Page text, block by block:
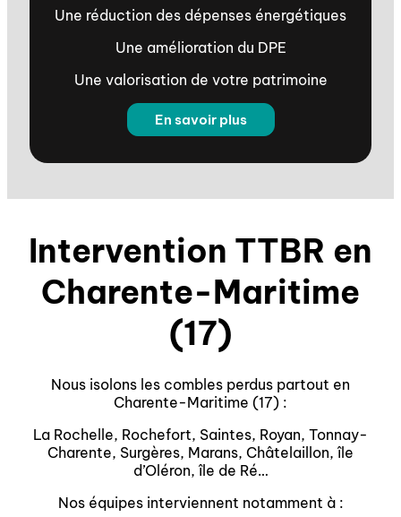
Une réduction des dépenses énergétiques
Une amélioration du DPE
Une valorisation de votre patrimoine
En savoir plus
Intervention TTBR en
Charente-Maritime
(17)
Nous isolons les combles perdus partout en
Charente-Maritime (17) :
La Rochelle, Rochefort, Saintes, Royan, Tonnay-
Charente, Surgères, Marans, Châtelaillon, île
d’Oléron, île de Ré…
Nos équipes interviennent notamment à :